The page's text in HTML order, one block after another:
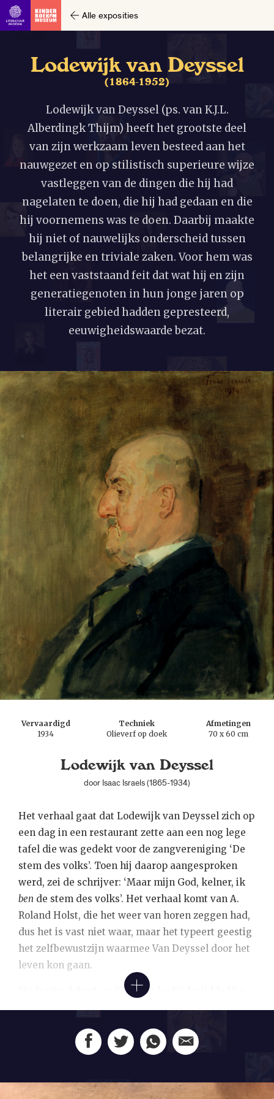
Alle exposities
Lodewijk van Deyssel
(1864-1952)
Lodewijk van Deyssel (ps. van K.J.L.
Alberdingk Thijm) heeft het grootste deel
van zijn werkzaam leven besteed aan het
nauwgezet en op stilistisch superieure wijze
vastleggen van de dingen die hij had
nagelaten te doen, die hij had gedaan en die
hij voornemens was te doen. Daarbij maakte
hij niet of nauwelijks onderscheid tussen
belangrijke en triviale zaken. Voor hem was
het een vaststaand feit dat wat hij en zijn
generatiegenoten in hun jonge jaren op
literair gebied hadden gepresteerd,
eeuwigheidswaarde bezat.
Vervaardigd
1934
Techniek
Olieverf op doek
Afmetingen
70 x 60 cm
Lodewijk van Deyssel
door Isaac Israels (1865-1934)
Het verhaal gaat dat Lodewijk van Deyssel zich op
een dag in een restaurant zette aan een nog lege
tafel die was gedekt voor de zangvereniging ‘De
stem des volks’. Toen hij daarop aangesproken
werd, zei de schrijver: ‘Maar mijn God, kelner, ik
ben de stem des volks’. Het verhaal komt van A.
Roland Holst, die het weer van horen zeggen had,
dus het is vast niet waar, maar het typeert geestig
het zelfbewustzijn waarmee Van Deyssel door het
leven kon gaan.
Sinds zijn debuut op 17-jarige leeftijd wijdde Van
Deyssel zijn leven aan de letteren. Als schrijver en
zestigste werd zijn verjaardag om de vijf jaar
groots gevierd in letterkundige kringen. Zo ook in
verjaardag werden voorbereid, besloot een comité